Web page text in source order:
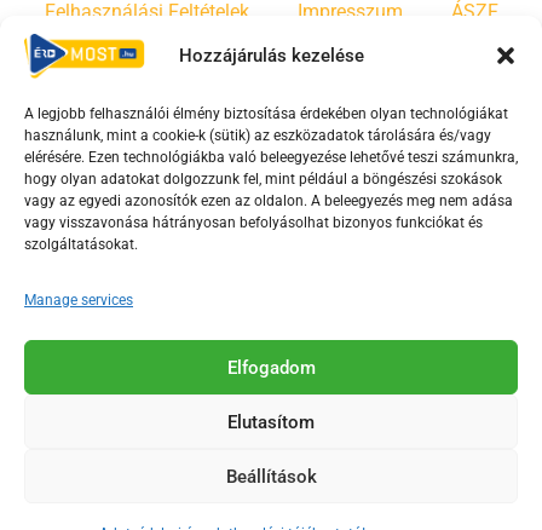
Hozzájárulás kezelése
A legjobb felhasználói élmény biztosítása érdekében olyan technológiákat
használunk, mint a cookie-k (sütik) az eszközadatok tárolására és/vagy
elérésére. Ezen technológiákba való beleegyezése lehetővé teszi számunkra,
hogy olyan adatokat dolgozzunk fel, mint például a böngészési szokások
vagy az egyedi azonosítók ezen az oldalon. A beleegyezés meg nem adása
vagy visszavonása hátrányosan befolyásolhat bizonyos funkciókat és
szolgáltatásokat.
Manage services
Elfogadom
Elutasítom
Beállítások
Felhasználási Feltételek Impresszum ÁSZF
Irányelvek Moderálási szabályzat
F
a
c
e
o
o
-
Y
o
u
t
b
e
s
r
T
i
k
Az Érd Média médiaszolgáltatási tevékenységét a
Médiatanács a Magyar Média Mecenatúra program
2018-2026. © Minden jog fenntartva, Érd Megyei Jogú Város